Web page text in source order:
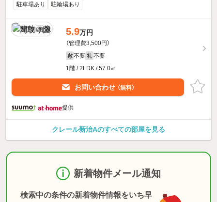
駐車場あり 駐輪場あり
5.9万円
（管理費3,500円）
敷 不要 礼 不要
1階 / 2LDK / 57.0㎡
お問い合わせ （無料）
提供
クレール新治Aのすべての部屋を見る
新着物件メール通知
検索中の条件の新着物件情報をいち早